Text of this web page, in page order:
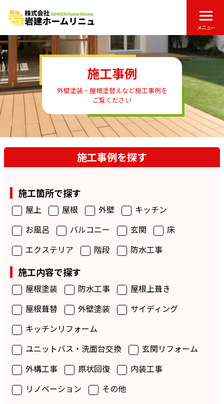
メニュー
施工事例
外壁塗装・屋根塗替えなど施工事例を
ご覧ください
施工事例を探す
施工箇所で探す
エクステリア
お風呂
キッチン
バルコニー
外壁
屋上
屋根
床
玄関
防水工事
階段
施工内容で探す
キッチンリフォーム
サイディング
その他
ユニットバス・洗面台交換
リノベーション
内装工事
原状回復
外壁塗装
外構工事
屋根上葺き
屋根塗装
屋根葺替
玄関リフォーム
防水工事